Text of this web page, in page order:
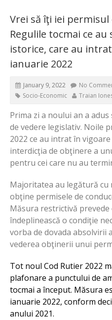
Vrei să îţi iei permisul
Regulile tocmai ce
istorice, care au
ianuarie 2022
January 9, 2022 No
Socio-Economic
Traian
Prima zi a noului an a
de vedere legislativ. Noile
2022 ce au intrat în
interdicţia de obţinere a
pentru cei care nu au
Majoritatea au legătură cu
obţine permisele de
Măsura restrictivă prevede
îndeplinească o condiţie
vorba de dovada absolvirii
vederea obţinerii unui
Tot noul Cod Rutier 2022
plafonare a punctului de
tocmai a început. Măsura
ianuarie 2022, conform
anului 2021.